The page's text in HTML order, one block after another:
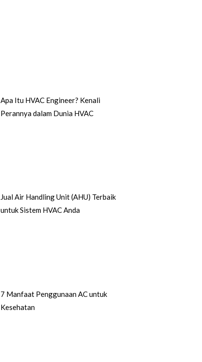
Apa Itu HVAC Engineer? Kenali
Perannya dalam Dunia HVAC
Jual Air Handling Unit (AHU) Terbaik
untuk Sistem HVAC Anda
7 Manfaat Penggunaan AC untuk
Kesehatan